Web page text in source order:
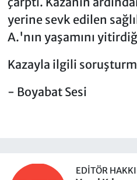
yerine sevk edilen
A.'nın yaşamını
Kazayla ilgili
- Boyabat Sesi
EDITÖR